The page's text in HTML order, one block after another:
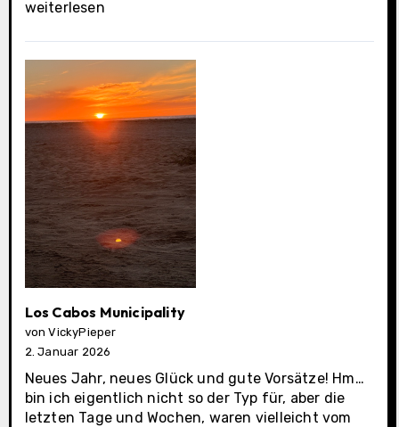
weiterlesen
Los Cabos Municipality
von VickyPieper
2. Januar 2026
Neues Jahr, neues Glück und gute Vorsätze! Hm…
bin ich eigentlich nicht so der Typ für, aber die
letzten Tage und Wochen, waren vielleicht vom